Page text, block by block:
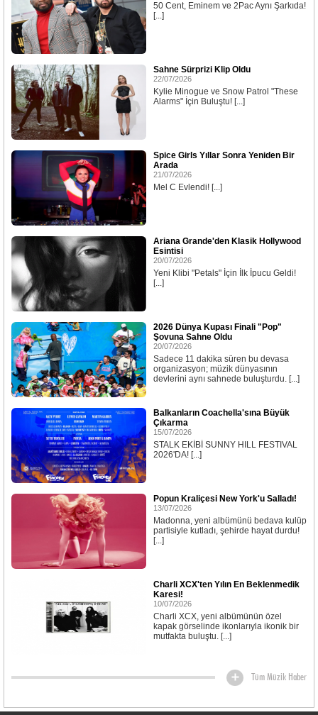
50 Cent, Eminem ve 2Pac Aynı Şarkıda!
[...]
Sahne Sürprizi Klip Oldu
22/07/2026
Kylie Minogue ve Snow Patrol "These
Alarms" İçin Buluştu! [...]
Spice Girls Yıllar Sonra Yeniden Bir
Arada
21/07/2026
Mel C Evlendi! [...]
Ariana Grande'den Klasik Hollywood
Esintisi
20/07/2026
Yeni Klibi "Petals" İçin İlk İpucu Geldi!
[...]
2026 Dünya Kupası Finali "Pop"
Şovuna Sahne Oldu
20/07/2026
Sadece 11 dakika süren bu devasa
organizasyon; müzik dünyasının
devlerini aynı sahnede buluşturdu. [...]
Balkanların Coachella'sına Büyük
Çıkarma
15/07/2026
STALK EKİBİ SUNNY HILL FESTIVAL
2026'DA! [...]
Popun Kraliçesi New York'u Salladı!
13/07/2026
Madonna, yeni albümünü bedava kulüp
partisiyle kutladı, şehirde hayat durdu!
[...]
Charli XCX'ten Yılın En Beklenmedik
Karesi!
10/07/2026
Charli XCX, yeni albümünün özel
kapak görselinde ikonlarıyla ikonik bir
mutfakta buluştu. [...]
Tüm Müzik Haber